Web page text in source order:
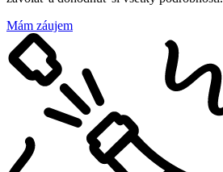
Mám záujem